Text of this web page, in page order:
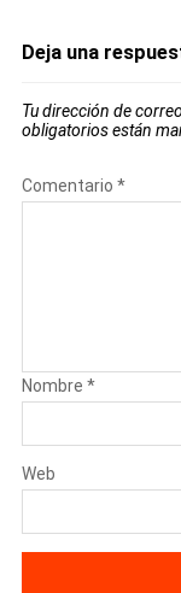
Deja una
Tu dirección de
obligatorios están
Comentario *
Nombre *
Web